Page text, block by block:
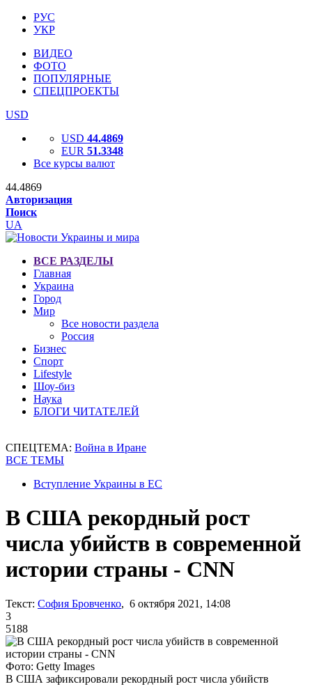
РУС
УКР
ВИДЕО
ФОТО
ПОПУЛЯРНЫЕ
СПЕЦПРОЕКТЫ
USD
USD 44.4869
EUR 51.3348
Все курсы валют
44.4869
Авторизация
Поиск
UA
ВСЕ РАЗДЕЛЫ
Главная
Украина
Город
Мир
Все новости раздела
Россия
Бизнес
Спорт
Lifestyle
Шоу-биз
Наука
БЛОГИ ЧИТАТЕЛЕЙ
СПЕЦТЕМА: Война в Иране
ВСЕ ТЕМЫ
Вступление Украины в ЕС
В США рекордный рост
числа убийств в современной
истории страны - CNN
Текст: София Бровченко, 6 октября 2021, 14:08
3
5188
Фото: Getty Images
В США зафиксировали рекордный рост числа убийств